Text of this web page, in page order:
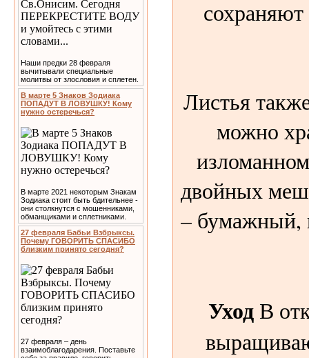
Наши предки 28 февраля
вычитывали специальные
молитвы от злословия и сплетен.
В марте 5 Знаков Зодиака
ПОПАДУТ В ЛОВУШКУ! Кому
нужно остеречься?
В марте 2021 некоторым Знакам
Зодиака стоит быть бдительнее -
они столкнутся с мошенниками,
обманщиками и сплетниками.
27 февраля Бабьи Взбрыксы.
Почему ГОВОРИТЬ СПАСИБО
близким принято сегодня?
27 февраля – день
взаимоблагодарения. Поставьте
Листья
можно
двойных
– бумажный,
Уход В